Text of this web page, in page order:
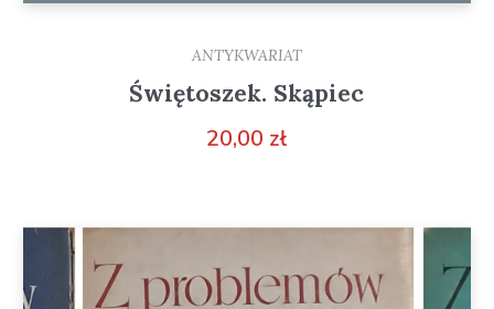
ANTYKWARIAT
Świętoszek. Skąpiec
20,00 zł